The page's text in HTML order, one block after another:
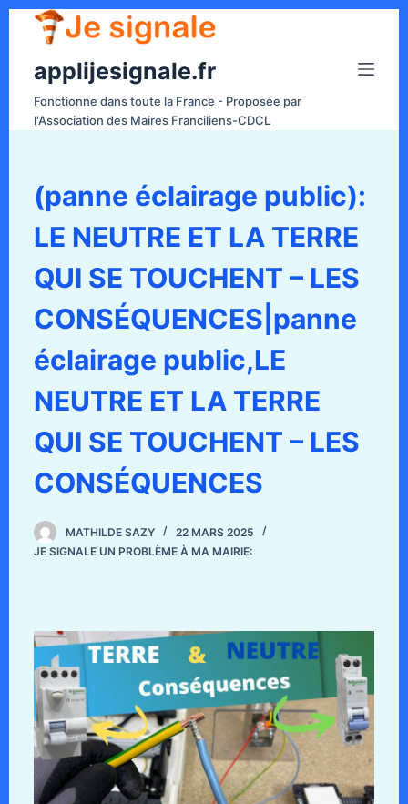
applijesignale.fr
Fonctionne dans toute la France - Proposée par
l'Association des Maires Franciliens-CDCL
(panne éclairage public):
LE NEUTRE ET LA TERRE
QUI SE TOUCHENT – LES
CONSÉQUENCES|panne
éclairage public,LE
NEUTRE ET LA TERRE
QUI SE TOUCHENT – LES
CONSÉQUENCES
MATHILDE SAZY
22 MARS 2025
JE SIGNALE UN PROBLÈME À MA MAIRIE: